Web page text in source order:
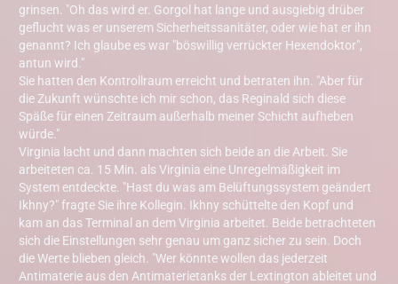
grinsen. "Oh das wird er. Gorgol hat lange und ausgiebig drüber
geflucht was er unserem Sicherheitssanitäter, oder wie hat er ihn
genannt? Ich glaube es war "böswillig verrückter Hexendoktor",
antun wird."
Sie hatten den Kontrollraum erreicht und betraten ihn. "Aber für
die Zukunft wünschte ich mir schon, das Reginald sich diese
Späße für einen Zeitraum außerhalb meiner Schicht aufheben
würde."
Virginia lacht und dann machten sich beide an die Arbeit. Sie
arbeiteten ca. 15 Min. als Virginia eine Unregelmäßigkeit im
System entdeckte. "Hast du was am Belüftungssystem geändert
Ikhny?" fragte Sie ihre Kollegin. Ikhny schüttelte den Kopf und
kam an das Terminal an dem Virginia arbeitet. Beide betrachteten
sich die Einstellungen sehr genau um ganz sicher zu sein. Doch
die Werte blieben gleich. "Wer könnte wollen das jederzeit
Antimaterie aus den Antimaterietanks der Lextington ableitet und